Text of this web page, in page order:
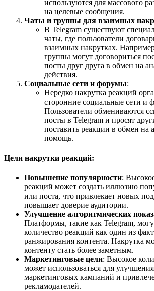
используются для массового
на целевые сообщения.
Чаты и группы для взаимных
В Telegram существуют
чаты, где пользователи
взаимных накрутках.
группы могут договориться
посты друг друга в обмен на
действия.
Социальные сети и форумы:
Нередко накрутка реакций
сторонние социальные сети и
Пользователи обмениваются
посты в Telegram и просят
поставить реакции в обмен на
помощь.
Цели накрутки реакций:
Повышение популярности:
реакций может создать иллюзию
или поста, что привлекает новых
повышает доверие аудитории.
Улучшение алгоритмических
Платформы, такие как Telegram,
количество реакций как один из
ранжирования контента. Накрутка
контенту стать более заметным.
Маркетинговые цели: Высокое
может использоваться для
маркетинговых кампаний и
рекламодателей.